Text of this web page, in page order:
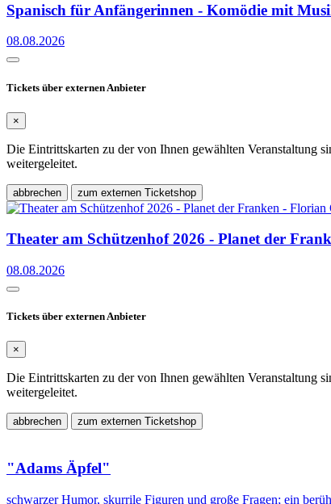
Spanisch für Anfängerinnen - Komödie mit
08.08.2026
Tickets über externen Anbieter
×
Die Eintrittskarten zu der von Ihnen gewählten Veranstaltung
weitergeleitet.
abbrechen zum externen Ticketshop
Theater am Schützenhof 2026 - Planet der
08.08.2026
Tickets über externen Anbieter
×
Die Eintrittskarten zu der von Ihnen gewählten Veranstaltung
weitergeleitet.
abbrechen zum externen Ticketshop
"Adams Äpfel"
schwarzer Humor, skurrile Figuren und große Fragen; ein